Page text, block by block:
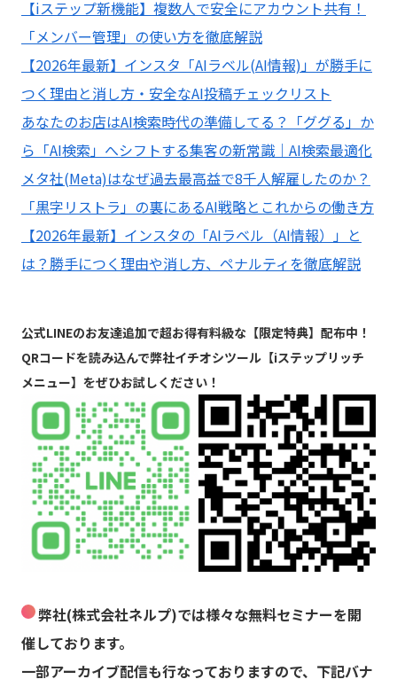
【iステップ新機能】複数人で安全にアカウント共有！
「メンバー管理」の使い方を徹底解説
【2026年最新】インスタ「AIラベル(AI情報)」が勝手に
つく理由と消し方・安全なAI投稿チェックリスト
あなたのお店はAI検索時代の準備してる？「ググる」か
ら「AI検索」へシフトする集客の新常識｜AI検索最適化
メタ社(Meta)はなぜ過去最高益で8千人解雇したのか？
「黒字リストラ」の裏にあるAI戦略とこれからの働き方
【2026年最新】インスタの「AIラベル（AI情報）」と
は？勝手につく理由や消し方、ペナルティを徹底解説
公式LINEのお友達追加で超お得有料級な【限定特典】配布中！
QRコードを読み込んで弊社イチオシツール【iステップリッチ
メニュー】をぜひお試しください！
弊社(株式会社ネルプ)では様々な無料セミナーを開
催しております。
一部アーカイブ配信も行なっておりますので、下記バナ